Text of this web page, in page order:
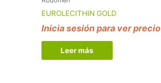
EUROLECITHIN GOLD
Inicia sesión para ver precio
Leer más